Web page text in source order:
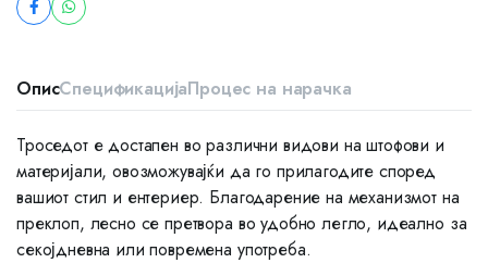
ОписСпецификацијаПроцес на нарачка
Троседот е достапен во различни видови на штофови и
материјали, овозможувајќи да го прилагодите според
вашиот стил и ентериер. Благодарение на механизмот на
преклоп, лесно се претвора во удобно легло, идеално за
секојдневна или повремена употреба.